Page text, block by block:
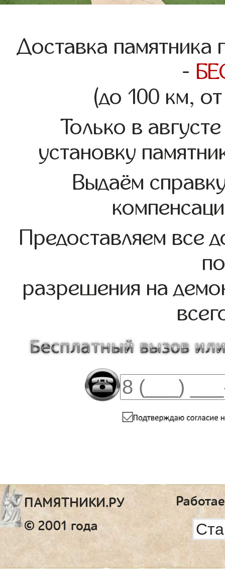
Доставка
-
(до 100 км,
Только в
установку
Выдаём
Предоставляем все
разрешения на
ПАМЯТНИКИ.РУ
© 2001 года